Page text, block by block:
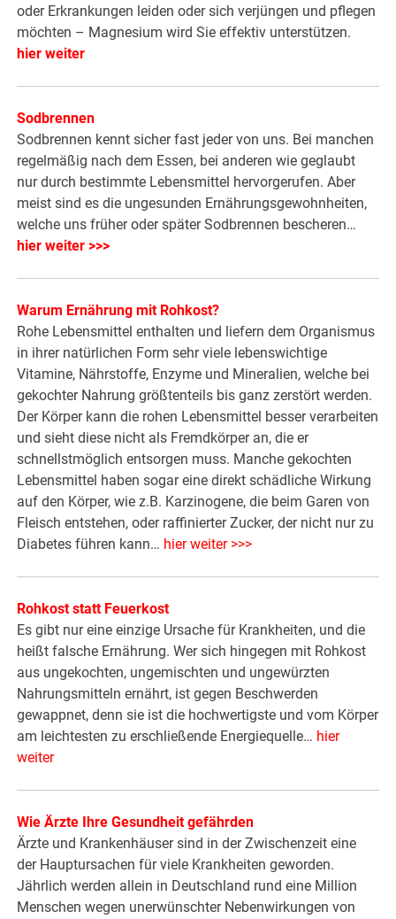
oder Erkrankungen leiden oder sich verjüngen und pflegen
möchten – Magnesium wird Sie effektiv unterstützen.
hier weiter
Sodbrennen
Sodbrennen kennt sicher fast jeder von uns. Bei manchen
regelmäßig nach dem Essen, bei anderen wie geglaubt
nur durch bestimmte Lebensmittel hervorgerufen. Aber
meist sind es die ungesunden Ernährungsgewohnheiten,
welche uns früher oder später Sodbrennen bescheren…
hier weiter >>>
Warum Ernährung mit Rohkost?
Rohe Lebensmittel enthalten und liefern dem Organismus
in ihrer natürlichen Form sehr viele lebenswichtige
Vitamine, Nährstoffe, Enzyme und Mineralien, welche bei
gekochter Nahrung größtenteils bis ganz zerstört werden.
Der Körper kann die rohen Lebensmittel besser verarbeiten
und sieht diese nicht als Fremdkörper an, die er
schnellstmöglich entsorgen muss. Manche gekochten
Lebensmittel haben sogar eine direkt schädliche Wirkung
auf den Körper, wie z.B. Karzinogene, die beim Garen von
Fleisch entstehen, oder raffinierter Zucker, der nicht nur zu
Diabetes führen kann… hier weiter >>>
Rohkost statt Feuerkost
Es gibt nur eine einzige Ursache für Krankheiten, und die
heißt falsche Ernährung. Wer sich hingegen mit Rohkost
aus ungekochten, ungemischten und ungewürzten
Nahrungsmitteln ernährt, ist gegen Beschwerden
gewappnet, denn sie ist die hochwertigste und vom Körper
am leichtesten zu erschließende Energiequelle… hier
weiter
Wie Ärzte Ihre Gesundheit gefährden
Ärzte und Krankenhäuser sind in der Zwischenzeit eine
der Hauptursachen für viele Krankheiten geworden.
Jährlich werden allein in Deutschland rund eine Million
Menschen wegen unerwünschter Nebenwirkungen von